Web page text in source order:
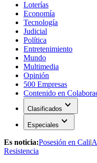
Loterías
Economía
Tecnología
Judicial
Política
Entretenimiento
Mundo
Multimedia
Opinión
500 Empresas
Contenido en
Clasificados expand_more
Especiales expand_more
Es noticia:Posesión en Cali|
Resistencia